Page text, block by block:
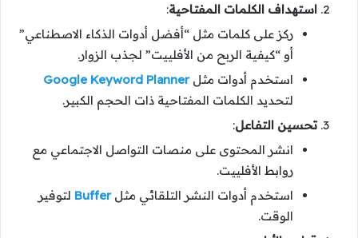
استهداف الكلمات المفتاحية:
ركز على كلمات مثل “أفضل أدوات الذكاء الاصطناعي”
أو “كيفية الربح من الأفلييت” لجذب الزوار.
استخدم أدوات مثلGoogle Keyword Planner
لتحديد الكلمات المفتاحية ذات الحجم الكبير.
تحسين التفاعل:
انشر المحتوى على منصات التواصل الاجتماعي مع
روابط الأفلييت.
استخدم أدوات النشر التلقائي مثلBuffer لتوفير
الوقت.